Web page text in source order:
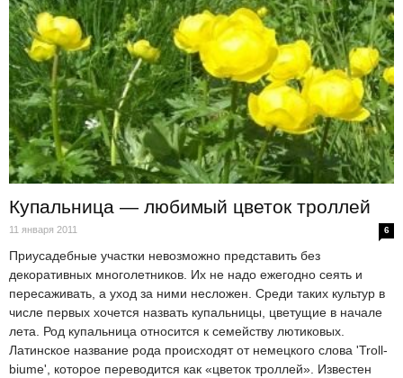
Купальница — любимый цветок троллей
11 января 2011 6
Приусадебные участки невозможно представить без
декоративных многолетников. Их не надо ежегодно сеять и
пересаживать, а уход за ними несложен. Среди таких культур в
числе первых хочется назвать купальницы, цветущие в начале
лета. Род купальница относится к семейству лютиковых.
Латинское название рода происходят от немецкого слова 'Troll-
biume', которое переводится как «цветок троллей». Известен